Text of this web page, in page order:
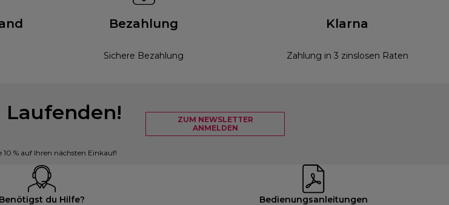
Bezahlung
Sichere Bezahlung
Klarna
Zahlung in 3 zinslosen Raten
Laufenden!
% auf Ihren nächsten Einkauf!
ZUM NEWSLETTER
ANMELDEN
Benötigst du Hilfe? Bedienungsanleitungen